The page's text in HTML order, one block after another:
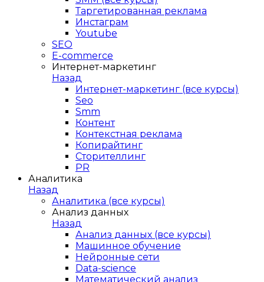
Таргетированная реклама
Инстаграм
Youtube
SEO
E-сommerce
Интернет-маркетинг
Назад
Интернет-маркетинг (все курсы)
Seo
Smm
Контент
Контекстная реклама
Копирайтинг
Сторителлинг
PR
Аналитика
Назад
Аналитика (все курсы)
Анализ данных
Назад
Анализ данных (все курсы)
Машинное обучение
Нейронные сети
Data-science
Математический анализ